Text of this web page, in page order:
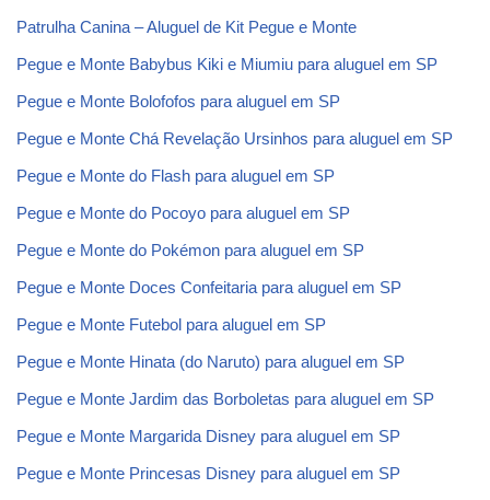
Patrulha Canina – Aluguel de Kit Pegue e Monte
Pegue e Monte Babybus Kiki e Miumiu para aluguel em SP
Pegue e Monte Bolofofos para aluguel em SP
Pegue e Monte Chá Revelação Ursinhos para aluguel em SP
Pegue e Monte do Flash para aluguel em SP
Pegue e Monte do Pocoyo para aluguel em SP
Pegue e Monte do Pokémon para aluguel em SP
Pegue e Monte Doces Confeitaria para aluguel em SP
Pegue e Monte Futebol para aluguel em SP
Pegue e Monte Hinata (do Naruto) para aluguel em SP
Pegue e Monte Jardim das Borboletas para aluguel em SP
Pegue e Monte Margarida Disney para aluguel em SP
Pegue e Monte Princesas Disney para aluguel em SP